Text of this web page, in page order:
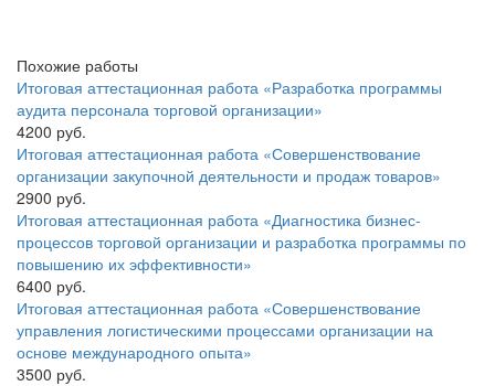
Похожие работы
Итоговая аттестационная работа «Разработка программы
аудита персонала торговой организации»
4200 руб.
Итоговая аттестационная работа «Совершенствование
организации закупочной деятельности и продаж товаров»
2900 руб.
Итоговая аттестационная работа «Диагностика бизнес-
процессов торговой организации и разработка программы по
повышению их эффективности»
6400 руб.
Итоговая аттестационная работа «Совершенствование
управления логистическими процессами организации на
основе международного опыта»
3500 руб.